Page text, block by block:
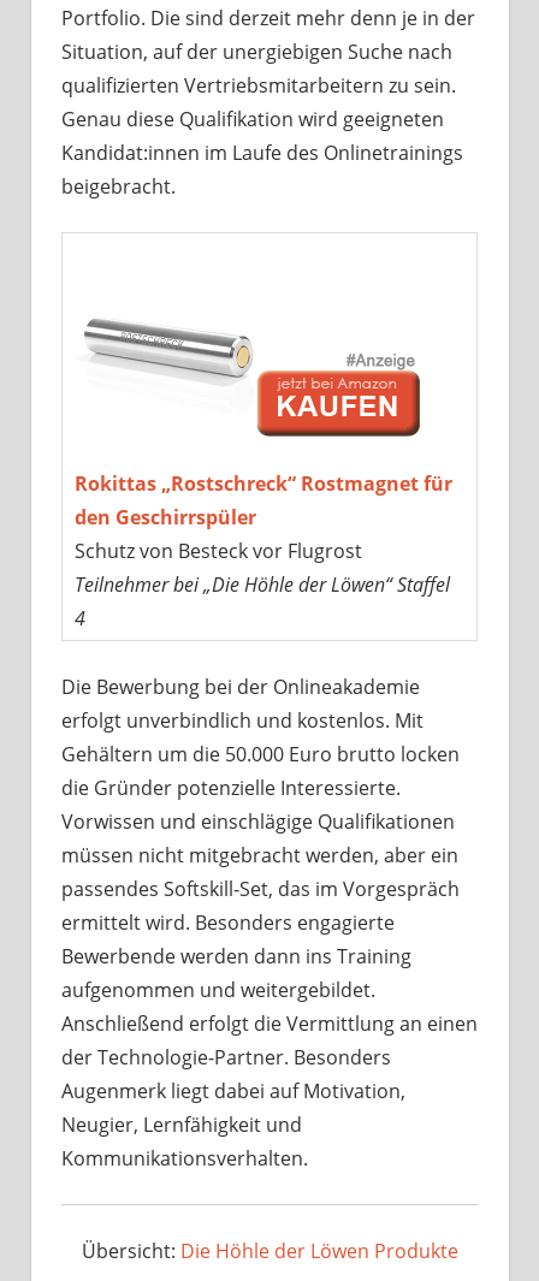
Portfolio. Die sind derzeit mehr denn je in der
Situation, auf der unergiebigen Suche nach
qualifizierten Vertriebsmitarbeitern zu sein.
Genau diese Qualifikation wird geeigneten
Kandidat:innen im Laufe des Onlinetrainings
beigebracht.
Rokittas „Rostschreck“ Rostmagnet für
den Geschirrspüler
Schutz von Besteck vor Flugrost
Teilnehmer bei „Die Höhle der Löwen“ Staffel
4
Die Bewerbung bei der Onlineakademie
erfolgt unverbindlich und kostenlos. Mit
Gehältern um die 50.000 Euro brutto locken
die Gründer potenzielle Interessierte.
Vorwissen und einschlägige Qualifikationen
müssen nicht mitgebracht werden, aber ein
passendes Softskill-Set, das im Vorgespräch
ermittelt wird. Besonders engagierte
Bewerbende werden dann ins Training
aufgenommen und weitergebildet.
Anschließend erfolgt die Vermittlung an einen
der Technologie-Partner. Besonders
Augenmerk liegt dabei auf Motivation,
Neugier, Lernfähigkeit und
Kommunikationsverhalten.
Übersicht: Die Höhle der Löwen Produkte